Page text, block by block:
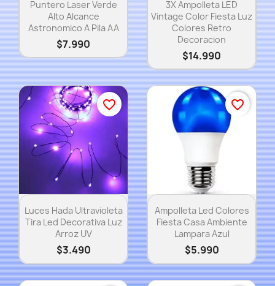
Puntero Laser Verde
Alto Alcance
Astronomico A Pila AA
$7.990
3X Ampolleta LED
Vintage Color Fiesta Luz
Colores Retro
Decoracion
$14.990
 Vista rápida
Luces Hada Ultravioleta
Tira Led Decorativa Luz
Arroz UV
$3.490
favorite_border
Vista rápida
Ampolleta Led Colores
Fiesta Casa Ambiente
Lampara Azul
$5.990
favorite_border